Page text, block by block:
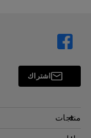
اشتراك
منتجات
بروجكتر